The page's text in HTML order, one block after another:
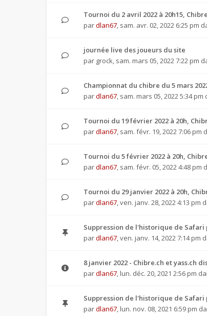
Tournoi du 2 avril 2022 à 20h15,
pardlan67, sam. avr. 02, 2022 6:25 pm
journée live des joueurs du site
par grock, sam. mars 05, 2022 7:22 pm
Championnat du chibre du 5 mars
pardlan67, sam. mars 05, 2022 5:34 pm
Tournoi du 19 février 2022 à 20h,
pardlan67, sam. févr. 19, 2022 7:06 pm
Tournoi du 5 février 2022 à 20h,
pardlan67, sam. févr. 05, 2022 4:48 pm
Tournoi du 29 janvier 2022 à 20h,
pardlan67,ven. janv. 28, 2022 4:13 pm
Suppression de l'historique de
pardlan67,ven. janv. 14, 2022 7:14 pm
8 janvier 2022 - Chibre.ch et yass.ch
pardlan67, lun. déc. 20, 2021 2:56 pm
Suppression de l'historique de Safari
pardlan67, lun. nov. 08, 2021 6:59 pm